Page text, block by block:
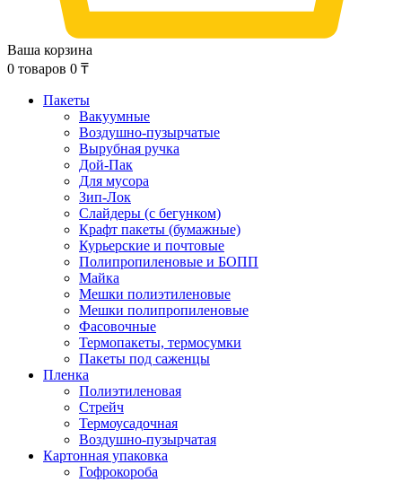
Ваша корзина
0 товаров 0 ₸
Пакеты
Вакуумные
Воздушно-пузырчатые
Вырубная ручка
Дой-Пак
Для мусора
Зип-Лок
Слайдеры (с бегунком)
Крафт пакеты (бумажные)
Курьерские и почтовые
Полипропиленовые и БОПП
Майка
Мешки полиэтиленовые
Мешки полипропиленовые
Фасовочные
Термопакеты, термосумки
Пакеты под саженцы
Пленка
Полиэтиленовая
Стрейч
Термоусадочная
Воздушно-пузырчатая
Картонная упаковка
Гофрокороба